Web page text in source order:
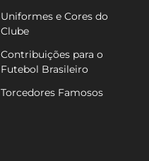
Uniformes e Cores do
Clube
Contribuições para o
Futebol Brasileiro
Torcedores Famosos